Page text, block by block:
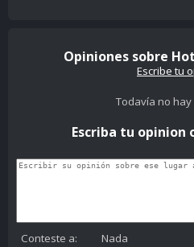
Opiniones sobre
Escribe tu
Todavía no
Escriba tu opinion
Conteste a:
Nada